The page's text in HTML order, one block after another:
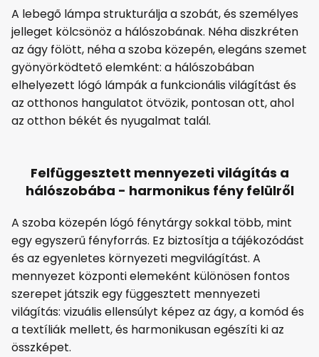
A lebegő lámpa strukturálja a szobát, és személyes
jelleget kölcsönöz a hálószobának. Néha diszkréten
az ágy fölött, néha a szoba közepén, elegáns szemet
gyönyörködtető elemként: a hálószobában
elhelyezett lógó lámpák a funkcionális világítást és
az otthonos hangulatot ötvözik, pontosan ott, ahol
az otthon békét és nyugalmat talál.
Felfüggesztett mennyezeti világítás a
hálószobába - harmonikus fény felülről
A szoba közepén lógó fénytárgy sokkal több, mint
egy egyszerű fényforrás. Ez biztosítja a tájékozódást
és az egyenletes környezeti megvilágítást. A
mennyezet központi elemeként különösen fontos
szerepet játszik egy függesztett mennyezeti
világítás: vizuális ellensúlyt képez az ágy, a komód és
a textíliák mellett, és harmonikusan egészíti ki az
összképet.